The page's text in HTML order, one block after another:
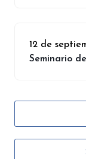
12 de
Seminario